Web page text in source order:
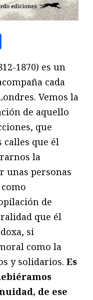
1870) es un
cada
Vemos la
de aquello
que
calles que él
la
unas personas
de
que él
si
como la
y solidarios. Es
de ese